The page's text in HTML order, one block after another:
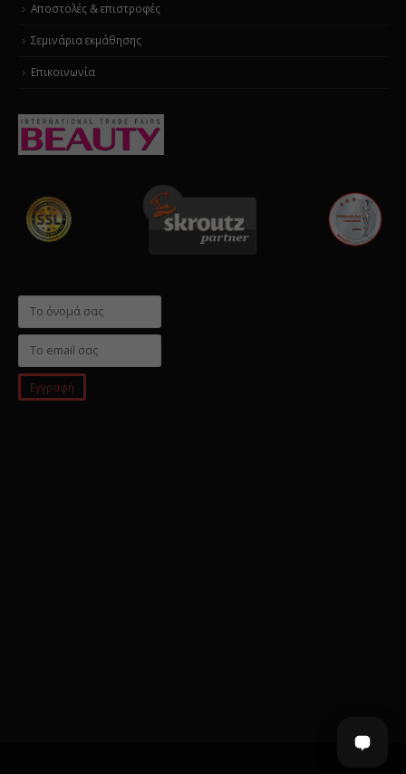
Αποστολές & επιστροφές
Σεμινάρια εκμάθησης
Επικοινωνία